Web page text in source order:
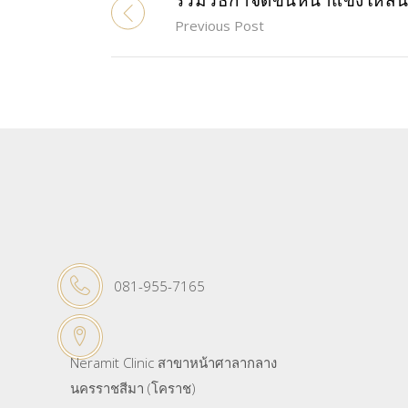
Previous Post
081-955-7165
Neramit Clinic สาขาหน้าศาลากลาง
นครราชสีมา (โคราช)